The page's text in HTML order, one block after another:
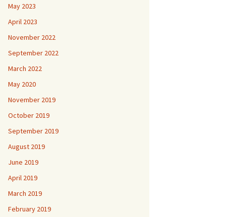
May 2023
April 2023
November 2022
September 2022
March 2022
May 2020
November 2019
October 2019
September 2019
August 2019
June 2019
April 2019
March 2019
February 2019